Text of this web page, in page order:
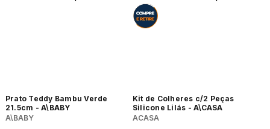
Prato Teddy Bambu Verde
21.5cm - A\BABY
A\BABY
Kit de Colheres c/2 Peças
Silicone Lilás - A\CASA
ACASA